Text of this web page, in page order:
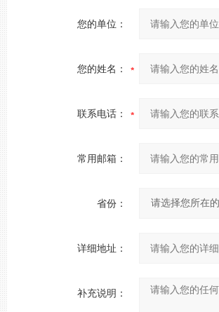
您的单位：
您的姓名：
联系电话：
常用邮箱：
省份：
详细地址：
补充说明：